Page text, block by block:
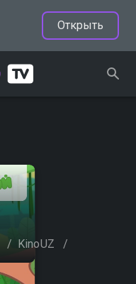
Открыть
/ KinoUZ /